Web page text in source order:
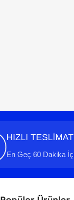
HIZLI TESLİMAT
En Geç 60 Dakika